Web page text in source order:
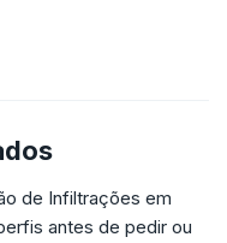
de Infiltrações em
antes de pedir ou